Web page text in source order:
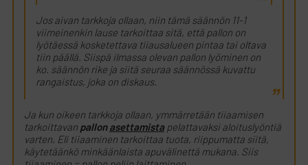
Jos aivan tarkkoja ollaan, niin tämä säännön 11-1
viimeinenkin lause tarkoittaa sitä, että pallon on
lyötäessä kosketettava tiiausalueen pintaa tai oltava
tiin päällä. Siispä ilmassa olevan pallon lyöminen on
ko. säännön rike ja siitä seuraa säännössä kuvattu
rangaistus, joka on diskaus.
Ja kun oikeen tarkkoja ollaan, ymmärretään tiiaamisen
tarkoittavan pallon asettamistapelattavaksi aloituslyöntiä
varten. Eli tiiaaminen tarkoittaa tuota, riippumatta siitä,
käytetäänkö minkäänlaista apuvälinettä mukana. Siis